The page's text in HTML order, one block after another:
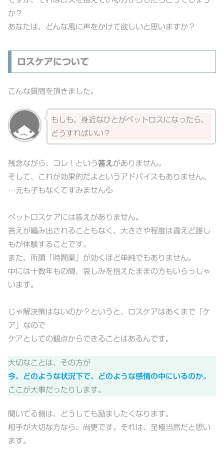
か？
あなたは、どんな風に声をかけて欲しいと思いますか？
ロスケアについて
こんな質問を頂きました。
もしも、身近なひとがペットロスになったら、
どうすればいい？
残念ながら、コレ！という答え がありません。
そして、これが効果的だよというアドバイスもありません。
…元も子もなくてすみません💦
ペットロスケアには答えがありません。
答えが編み出されることもなく、大きさや程度は違えど誰し
もが体験することです。
また、所謂「時間薬」が効くほど単純でもありません。
中には十数年もの間、哀しみを抱えたままの方もいらっしゃ
います。
じゃ解決策はないのか？というと、ロスケアはあくまで「ケ
ア」なので
ケアとしての観点からできることはあるんです。
大切なことは、その方が
今、どのような状況下で、どのような感情の中にいるのか。
ここが大事だったりします。
聞いてる側は、どうしても励ましたくなります。
相手が大切な方なら、尚更です。それは、至極当然だと思い
ます。